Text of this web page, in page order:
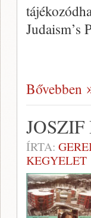
Judaism’s
Bővebben
ÍRTA:
KEGYELET